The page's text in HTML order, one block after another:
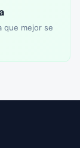
que mejor se